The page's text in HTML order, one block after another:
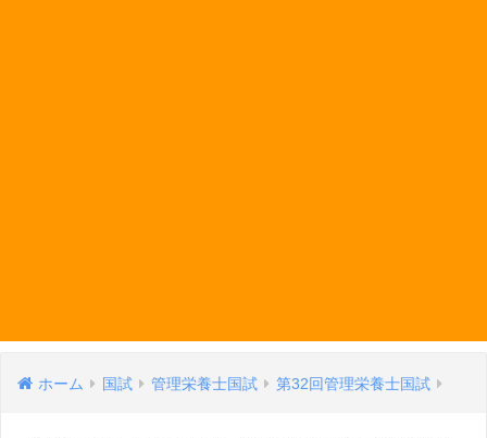
ホーム 国試 管理栄養士国試 第32回管理栄養士国試